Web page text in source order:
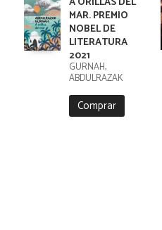
MAR. PREMIO
NOBEL DE
LITERATURA
2021
GURNAH,
ABDULRAZAK
Comprar